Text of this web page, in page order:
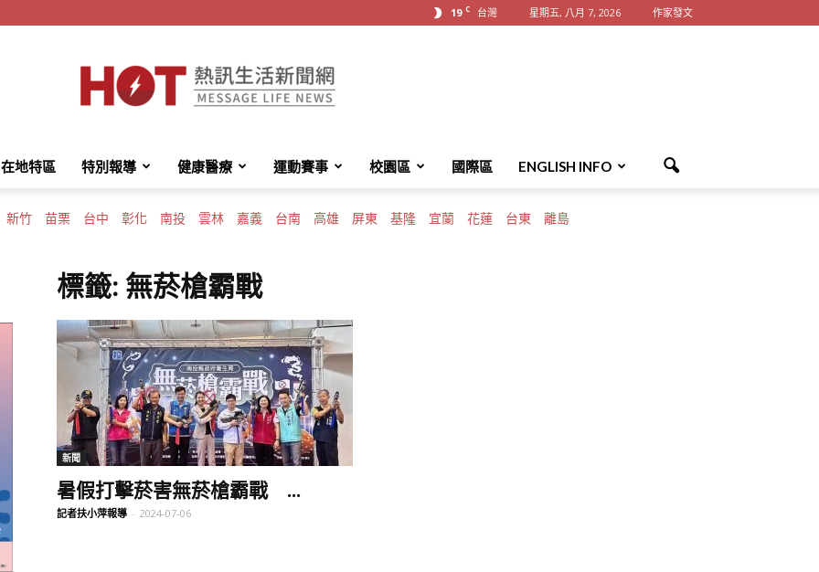
19 C 台灣 星期五, 八月 7, 2026 作家發文
HotMessage
熱
訊
在地特區 特別報導 健康醫療 運動賽事 校園區 國際區 ENGLISH INFO
新竹 苗栗 台中 彰化 南投 雲林 嘉義 台南 高雄 屏東 基隆 宜蘭 花蓮 台東 離島
標籤: 無菸槍霸戰
新聞
暑假打擊菸害無菸槍霸戰 ...
記者扶小萍報導 - 2024-07-06